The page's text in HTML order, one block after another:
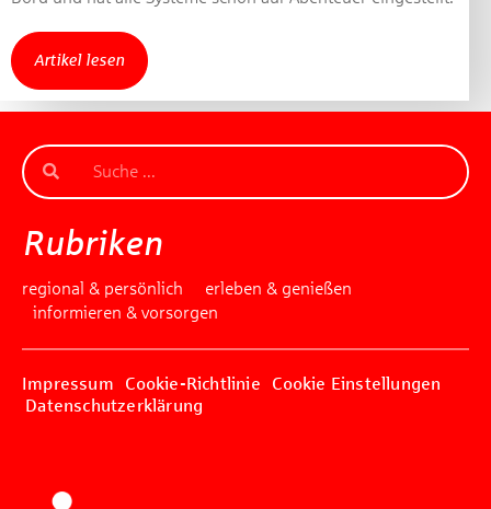
Artikel lesen
Rubriken
regional & persönlich
erleben & genießen
informieren & vorsorgen
Impressum Cookie-Richtlinie
Cookie Einstellungen
Datenschutzerklärung